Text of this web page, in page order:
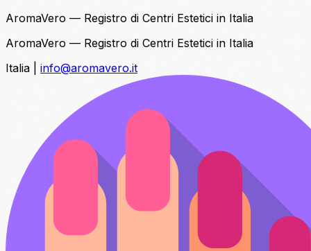
AromaVero — Registro di Centri Estetici in Italia
AromaVero — Registro di Centri Estetici in Italia
Italia
info@aromavero.it